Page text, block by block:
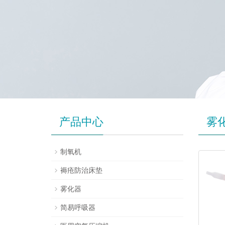
雾
产品中心
制氧机
褥疮防治床垫
雾化器
简易呼吸器